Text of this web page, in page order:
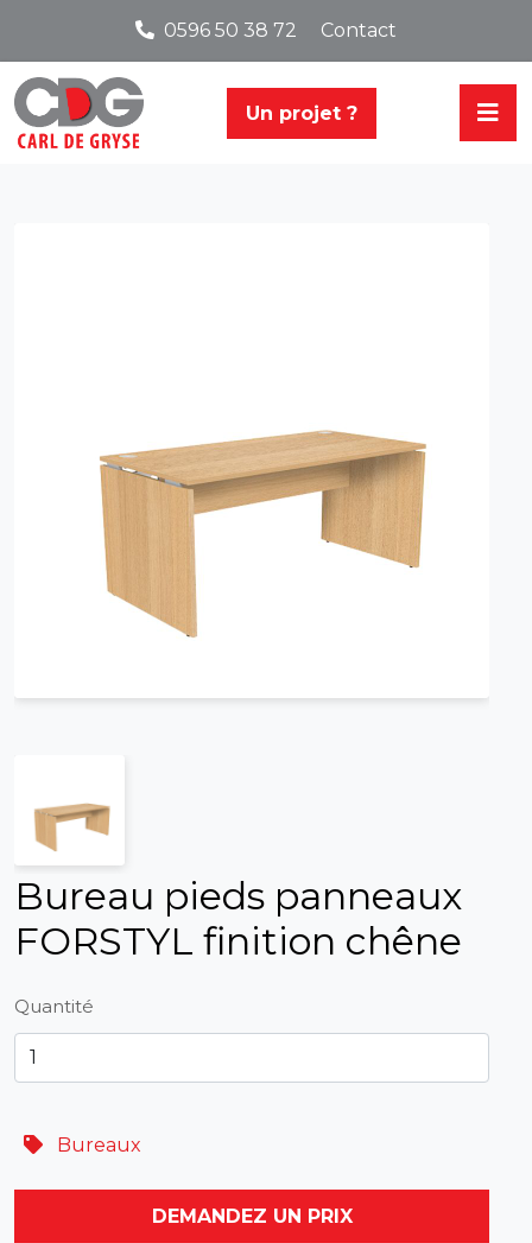
0596 50 38 72 Contact
Un projet ?
Bureau pieds panneaux
FORSTYL finition chêne
Quantité
Bureaux
DEMANDEZ UN PRIX